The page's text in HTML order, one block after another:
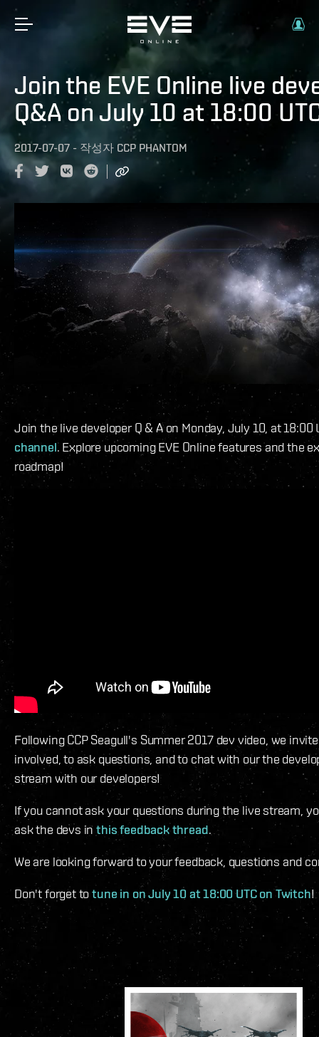
Join the EVE Online live
Q&A on July 10 at 18:00
2017-07-07 - 작성자 CCP PHANTOM
Join the live developer Q & A on Monday, July 10, at 18:00
channel. Explore upcoming EVE Online features and the
roadmap!
Following CCP Seagull's Summer 2017 dev video, we
involved, to ask questions, and to chat with our the
stream with our developers!
If you cannot ask your questions during the live stream,
ask the devs inthis feedback thread.
We are looking forward to your feedback, questions and
Don't forget totune in on July 10 at 18:00 UTC on Twitch!